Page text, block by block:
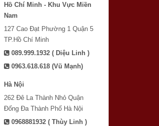
Hồ Chí Minh - Khu Vực Miền
Nam
127 Cao Đạt Phường 1 Quận 5
TP.Hồ Chí Minh
089.999.1932 ( Diệu Linh )
0963.618.618 (Vũ Mạnh)
Hà Nội
262 Đê La Thành Nhỏ Quận
Đống Đa Thành Phố Hà Nội
0968881932 ( Thùy Linh )